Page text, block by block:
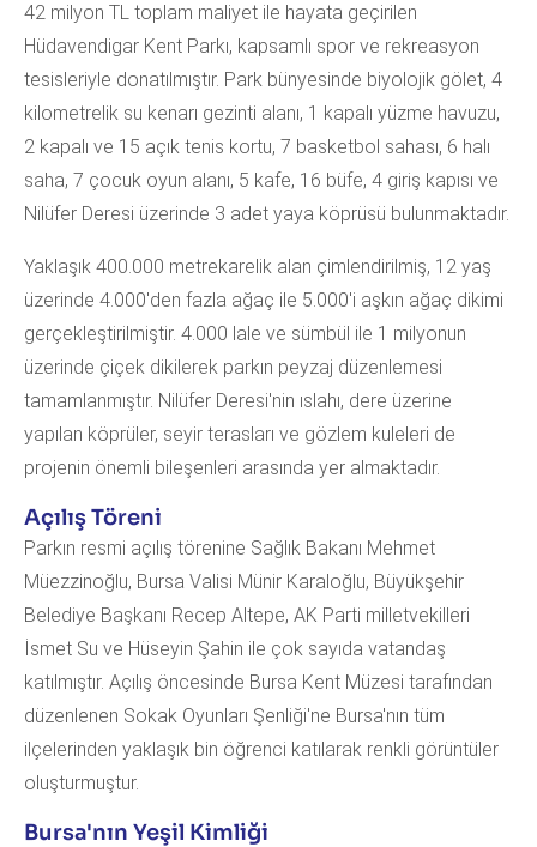
42 milyon TL toplam maliyet ile hayata geçirilen
Hüdavendigar Kent Parkı, kapsamlı spor ve rekreasyon
tesisleriyle donatılmıştır. Park bünyesinde biyolojik gölet, 4
kilometrelik su kenarı gezinti alanı, 1 kapalı yüzme havuzu,
2 kapalı ve 15 açık tenis kortu, 7 basketbol sahası, 6 halı
saha, 7 çocuk oyun alanı, 5 kafe, 16 büfe, 4 giriş kapısı ve
Nilüfer Deresi üzerinde 3 adet yaya köprüsü bulunmaktadır.
Yaklaşık 400.000 metrekarelik alan çimlendirilmiş, 12 yaş
üzerinde 4.000'den fazla ağaç ile 5.000'i aşkın ağaç dikimi
gerçekleştirilmiştir. 4.000 lale ve sümbül ile 1 milyonun
üzerinde çiçek dikilerek parkın peyzaj düzenlemesi
tamamlanmıştır. Nilüfer Deresi'nin ıslahı, dere üzerine
yapılan köprüler, seyir terasları ve gözlem kuleleri de
projenin önemli bileşenleri arasında yer almaktadır.
Açılış Töreni
Parkın resmi açılış törenine Sağlık Bakanı Mehmet
Müezzinoğlu, Bursa Valisi Münir Karaloğlu, Büyükşehir
Belediye Başkanı Recep Altepe, AK Parti milletvekilleri
İsmet Su ve Hüseyin Şahin ile çok sayıda vatandaş
katılmıştır. Açılış öncesinde Bursa Kent Müzesi tarafından
düzenlenen Sokak Oyunları Şenliği'ne Bursa'nın tüm
ilçelerinden yaklaşık bin öğrenci katılarak renkli görüntüler
oluşturmuştur.
Bursa'nın Yeşil Kimliği